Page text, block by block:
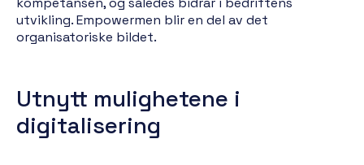
utvikling. Empowermen blir en del av det
organisatoriske bildet.
Utnytt mulighetene i
digitalisering